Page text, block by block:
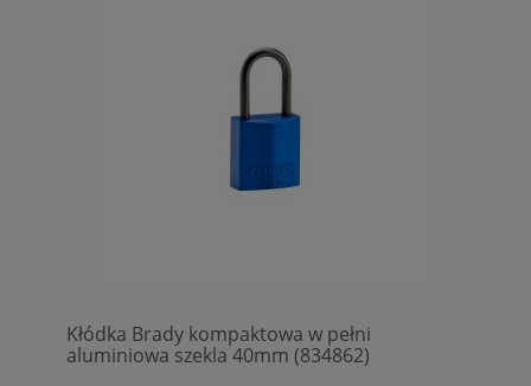
Kłódka Brady kompaktowa w pełni
aluminiowa szekla 40mm (834862)